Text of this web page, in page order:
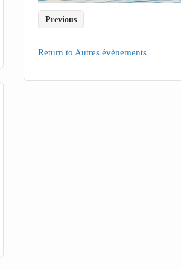
Previous
Return to Autres évènements